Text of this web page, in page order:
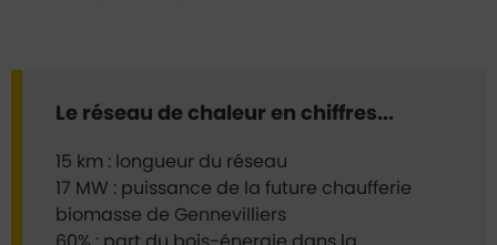
Le réseau de chaleur en chiffres...
15 km : longueur du réseau
17 MW : puissance de la future chaufferie
biomasse de Gennevilliers